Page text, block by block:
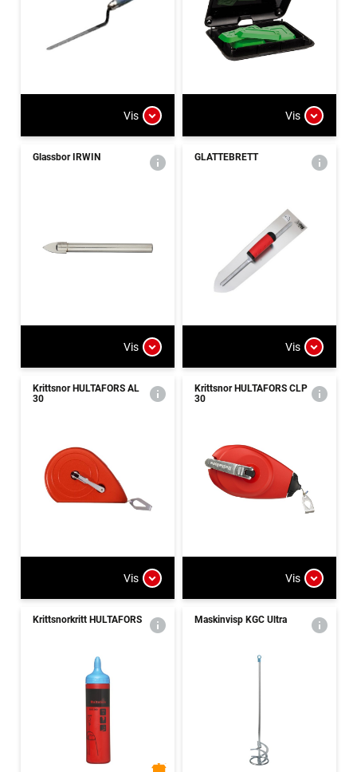
Vis Vis
Glassbor IRWIN
Vis
GLATTEBRETT
Vis
Krittsnor HULTAFORS AL
30
Vis
Krittsnor HULTAFORS CLP
30
Vis
Krittsnorkritt HULTAFORS Maskinvisp KGC Ultra